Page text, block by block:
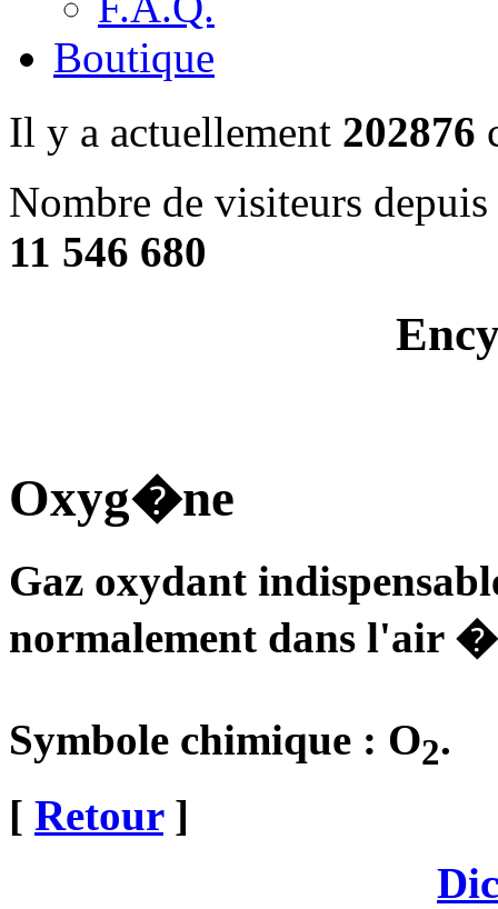
Boutique
Il y a actuellement 202876
Nombre de visiteurs
11 546 680
Oxyg�ne
Gaz oxydant
normalement dans l'air
Symbole chimique : O2.
[ Retour]